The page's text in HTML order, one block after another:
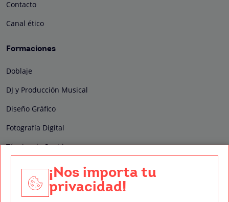
Contacto
Canal ético
Formaciones
Doblaje
DJ y Producción Musical
Diseño Gráfico
Fotografía Digital
Técnico de Sonido
Edición y Postproducción de Vídeo
Nuestros sellos de calidad
¡Nos importa tu
privacidad!